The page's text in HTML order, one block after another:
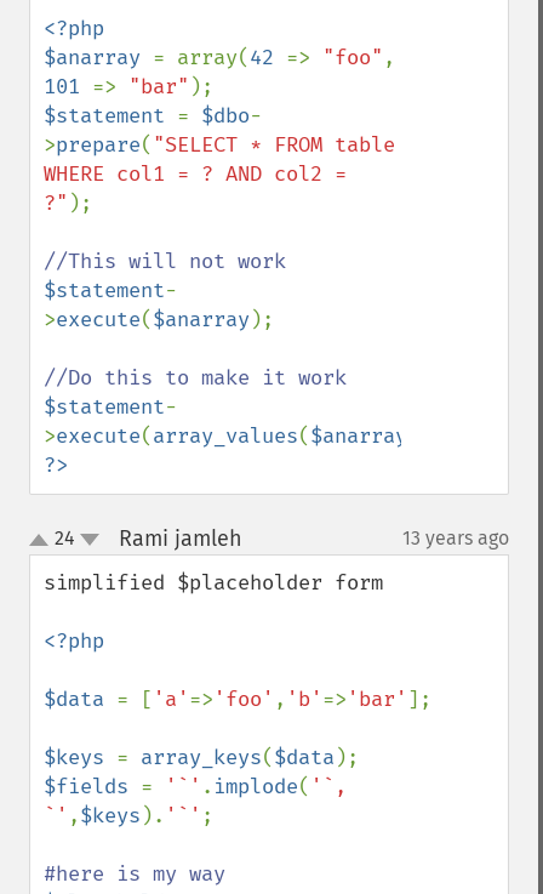
<?php
$anarray = array(42 => "foo"
101 => "bar"
$statement = $dbo-
>prepare( "SELECT * FROM table
WHERE col1 = ? AND col2 =
?" );
$statement-
>execute($anarray );
$statement-
>execute(array_values($anarray
?>
up
down
24 Rami jamleh 13 years ago
simplified $placeholder form
<?php
$data = [ 'a' => 'foo' , 'b' => 'bar' ];
$keys = array_keys($data
$fields = '`' . implode( '`,
`' ,$keys ). '`' ;